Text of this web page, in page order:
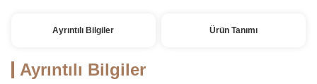
Ayrıntılı Bilgiler Ürün Tanımı
Ayrıntılı Bilgiler